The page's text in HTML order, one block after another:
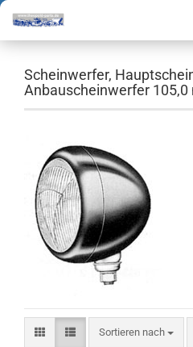
Scheinwerfer,
Anbauscheinwerfer
Sortieren nach
Sortieren nach